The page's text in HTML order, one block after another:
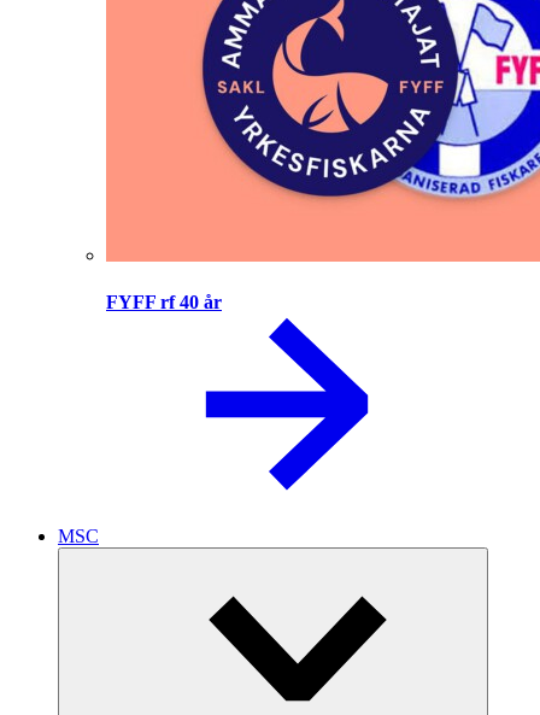
FYFF rf 40 år
MSC